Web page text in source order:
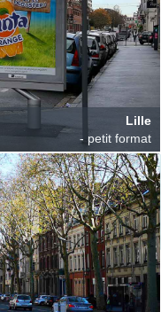
Lille
- petit format